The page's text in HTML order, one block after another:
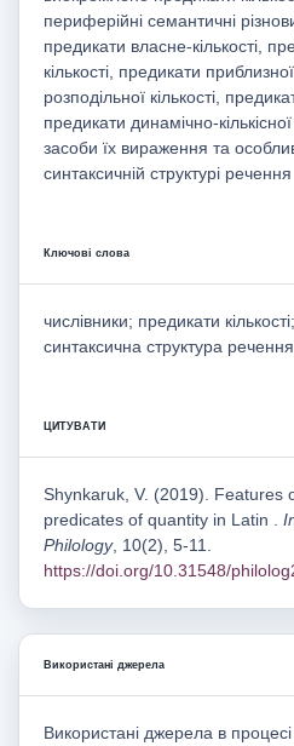
периферійні семантичні
предикати власне-кількості,
кількості, предикати
розподільної кількості,
предикати динамічно-
засоби їх вираження та
синтаксичній структурі речення
Ключові слова
числівники; предикати
синтаксична структура
ЦИТУВАТИ
Shynkaruk, V. (2019). Features
predicates of quantity in Latin .
Philology, 10(2), 5-11.
https://doi.org/10.31548/
Використані джерела
Використані джерела в процесі